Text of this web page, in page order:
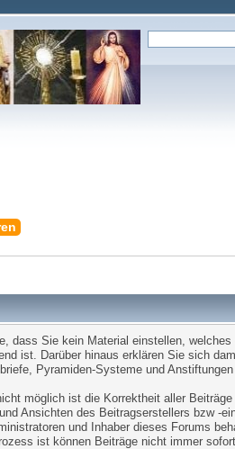
dass Sie kein Material einstellen,
ist. Darüber hinaus erklären Sie sich
Pyramiden-Systeme und
möglich ist die Korrektheit aller
Ansichten des Beitragserstellers bzw
und Inhaber dieses Forums
ist können Beiträge nicht immer